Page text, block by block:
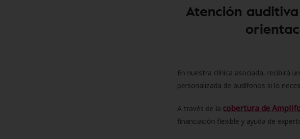
Atención
En nuestra clínica asociada, recibirá
personalizada de audífonos si lo
A través de la cobertura de
financiación flexible y ayuda de